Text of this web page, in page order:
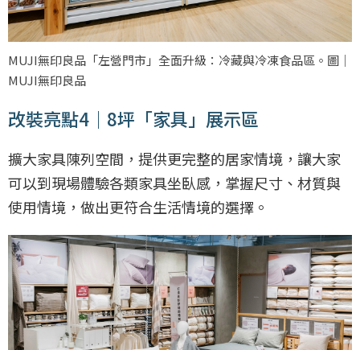
MUJI無印良品「左營門市」全面升級：冷藏與冷凍食品區。圖｜
MUJI無印良品
改裝亮點4｜8坪「家具」展示區
擴大家具陳列空間，提供更完整的居家情境，讓大家
可以到現場體驗各類家具坐臥感，掌握尺寸、材質與
使用情境，做出更符合生活情境的選擇。